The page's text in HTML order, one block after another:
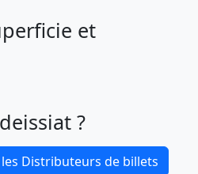
et
?
Distributeurs de billets